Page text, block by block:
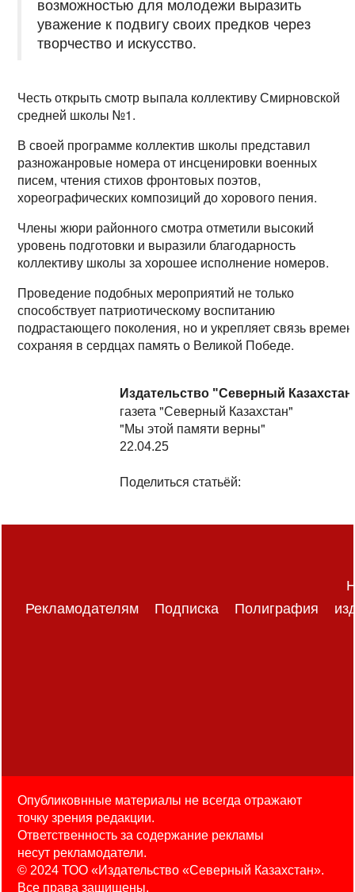
возможностью для молодежи выразить
уважение к подвигу своих предков через
творчество и искусство.
Честь открыть смотр выпала коллективу Смирновской
средней школы №1.
В своей программе коллектив школы представил
разножанровые номера от инсценировки военных
писем, чтения стихов фронтовых поэтов,
хореографических композиций до хорового пения.
Члены жюри районного смотра отметили высокий
уровень подготовки и выразили благодарность
коллективу школы за хорошее исполнение номеров.
Проведение подобных мероприятий не только
способствует патриотическому воспитанию
подрастающего поколения, но и укрепляет связь
сохраняя в сердцах память о Великой Победе.
Издательство "Северный
газета "Северный Казахстан"
"Мы этой памяти верны"
22.04.25
Поделиться статьёй:
Рекламодателям Подписка Полиграфия
Опубликовнные материалы не всегда отражают
точку зрения редакции.
Ответственность за содержание рекламы
несут рекламодатели.
© 2024 ТОО «Издательство «Северный Казахстан».
Все права защищены.